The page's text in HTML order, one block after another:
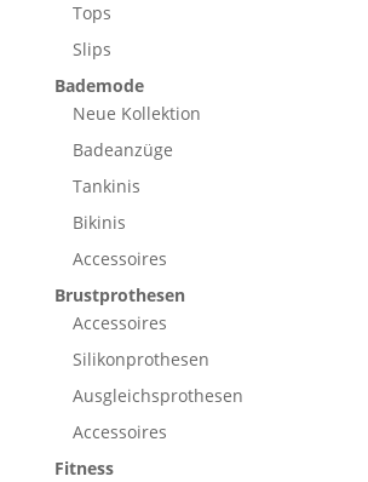
Tops
Slips
Bademode
Neue Kollektion
Badeanzüge
Tankinis
Bikinis
Accessoires
Brustprothesen
Accessoires
Silikonprothesen
Ausgleichsprothesen
Accessoires
Fitness